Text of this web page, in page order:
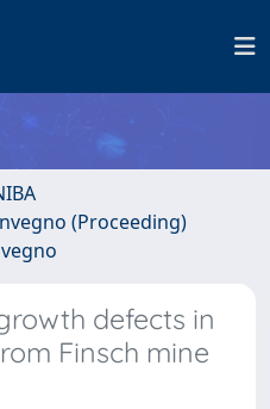
(Proceeding)
defects in
Finsch mine